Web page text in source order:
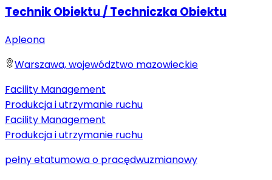
Technik Obiektu / Techniczka Obiektu
Apleona
Warszawa, województwo mazowieckie
Facility Management
Produkcja i utrzymanie ruchu
Facility Management
Produkcja i utrzymanie ruchu
pełny etatumowa o pracędwuzmianowy